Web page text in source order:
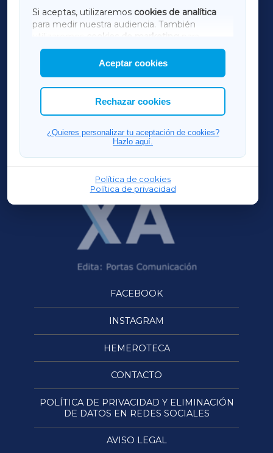
Si aceptas, utilizaremos cookies de analítica
para medir nuestra audiencia. También
utilizaremos
cookies de marketing
mostrar publicidad de terceros.
Asimismo, puedes personalizar la elección de
las cookies que deseas permitir.
Aceptar cookies
Rechazar cookies
¿Quieres personalizar tu aceptación de cookies?
Hazlo aquí.
Política de cookies
Política de privacidad
AMARIÑAXA
RIBEIRASACRAXA
ACORUÑAXA
FERROLXA
OURENSEXA
FACEBOOK
INSTAGRAM
HEMEROTECA
CONTACTO
POLÍTICA DE PRIVACIDAD Y ELIMINACIÓN
DE DATOS EN REDES SOCIALES
AVISO LEGAL